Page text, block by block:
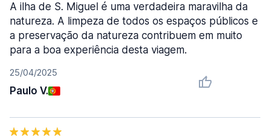
25/04/2025
Paulo V.
A ilha de S. Miguel é uma verdadeira maravilha da
natureza. A limpeza de todos os espaços públicos e
a preservação da natureza contribuem em muito
para a boa experiência desta viagem.